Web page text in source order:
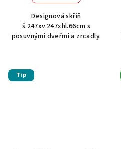
Designová skříň
š.247xv.247xhl.66cm s
posuvnými dveřmi a zrcadly.
Tip